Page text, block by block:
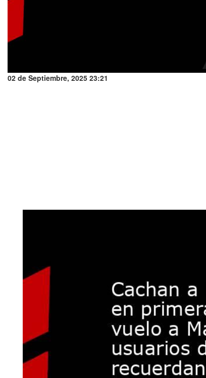
02 de Septiembre, 2025 23:21